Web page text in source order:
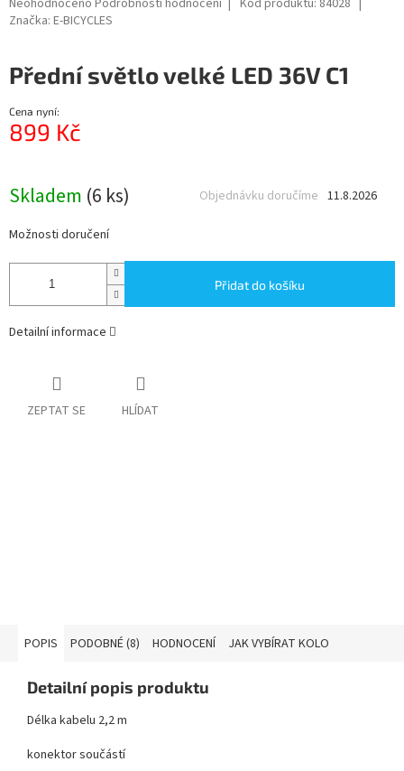
hodnocení
0,0
z
5
hvězdiček.
Neohodnoceno Podrobnosti hodnocení Kód produktu: 84028
Značka: E-BICYCLES
Přední světlo velké LED 36V C1
Cena nyní:
899 Kč
Skladem (6 ks) 11.8.2026
Objednávku doručíme
Možnosti doručení
Přidat do košíku
Detailní informace
ZEPTAT SE HLÍDAT
POPIS PODOBNÉ (8) HODNOCENÍ JAK VYBÍRAT KOLO
Detailní popis produktu
Délka kabelu 2,2 m
konektor součástí